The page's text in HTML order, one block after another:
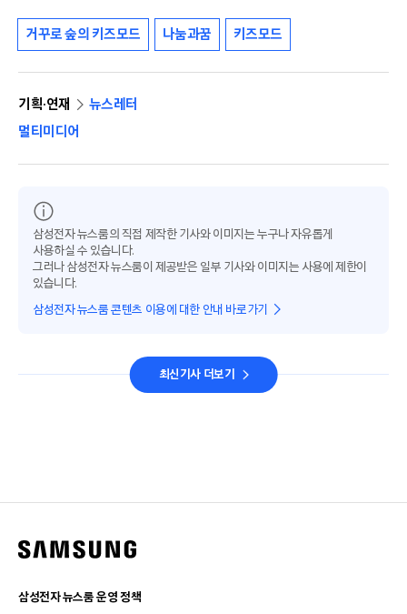
거꾸로 숲의 키즈모드 나눔과꿈 키즈모드
기획·연재
뉴스레터
멀티미디어
삼성전자 뉴스룸의 직접 제작한 기사와 이미지는 누구나 자유롭게
사용하실 수 있습니다.
그러나 삼성전자 뉴스룸이 제공받은 일부 기사와 이미지는 사용에 제한이
있습니다.
삼성전자 뉴스룸 콘텐츠 이용에 대한 안내 바로가기
최신기사 더보기
삼성전자 뉴스룸 운영 정책